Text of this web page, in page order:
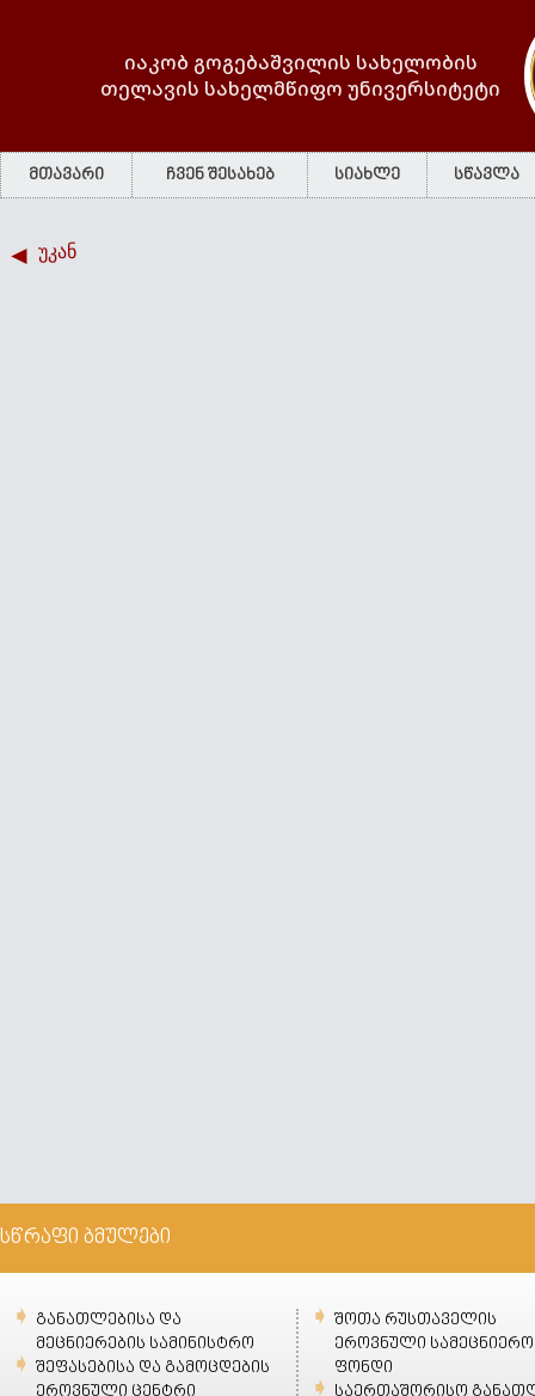
იაკობ გოგებაშვილის სახელობის
თელავის სახელმწიფო უნივერსიტეტი
მთავარი ჩვენ შესახებ სიახლე სწავლა
უკან
სწრაფი ბმულები
განათლებისა და
მეცნიერების სამინისტრო
შეფასებისა და გამოცდების
ეროვნული ცენტრი
შოთა რუსთაველის
ეროვნული სამეცნიერო
ფონდი
საერთაშორისო